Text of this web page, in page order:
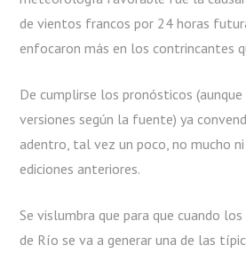
de vientos francos por 24 horas
enfocaron más en los contrincantes
De cumplirse los pronósticos
versiones según la fuente) ya
adentro, tal vez un poco, no mucho
ediciones anteriores.
Se vislumbra que para que cuando
de Río se va a generar una de las